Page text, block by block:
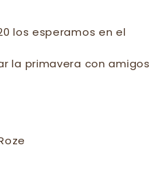
los esperamos en el
la primavera con amigos